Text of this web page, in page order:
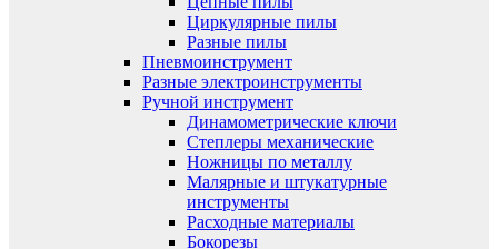
Циркулярные пилы
Разные пилы
Пневмоинструмент
Разные электроинструменты
Ручной инструмент
Динамометрические ключи
Степлеры механические
Ножницы по металлу
Малярные и штукатурные
инструменты
Расходные материалы
Бокорезы